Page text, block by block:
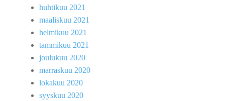
huhtikuu 2021
maaliskuu 2021
helmikuu 2021
tammikuu 2021
joulukuu 2020
marraskuu 2020
lokakuu 2020
syyskuu 2020